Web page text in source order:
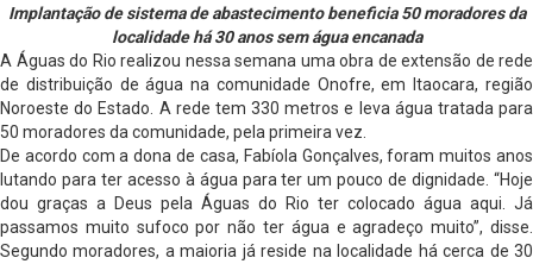
Implantação de sistema de abastecimento beneficia 50 moradores da
localidade há 30 anos sem água encanada
A Águas do Rio realizou nessa semana uma obra de extensão de rede
de distribuição de água na comunidade Onofre, em Itaocara, região
Noroeste do Estado. A rede tem 330 metros e leva água tratada para
50 moradores da comunidade, pela primeira vez.
De acordo com a dona de casa, Fabíola Gonçalves, foram muitos anos
lutando para ter acesso à água para ter um pouco de dignidade. “Hoje
dou graças a Deus pela Águas do Rio ter colocado água aqui. Já
passamos muito sufoco por não ter água e agradeço muito”, disse.
Segundo moradores, a maioria já reside na localidade há cerca de 30